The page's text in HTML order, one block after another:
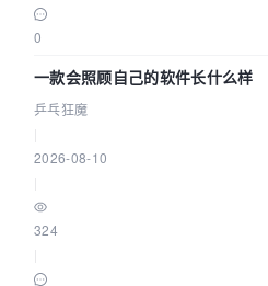
0
一款会照顾自己的软件长什么样
乒乓狂魔
2026-08-10
324